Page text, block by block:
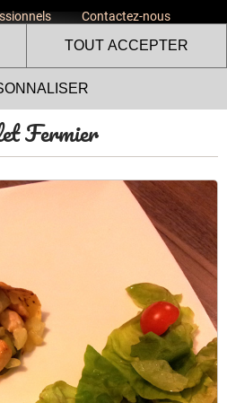
Contactez-nous
Fermier
utilise
pour nous assurer du bon
et à des fins analytiques. Vous
moment en cliquant sur l'icône
de notre site. En autorisant ces
le dépôt et la lecture de
de suivi nécessaires
TOUT ACCEPTER